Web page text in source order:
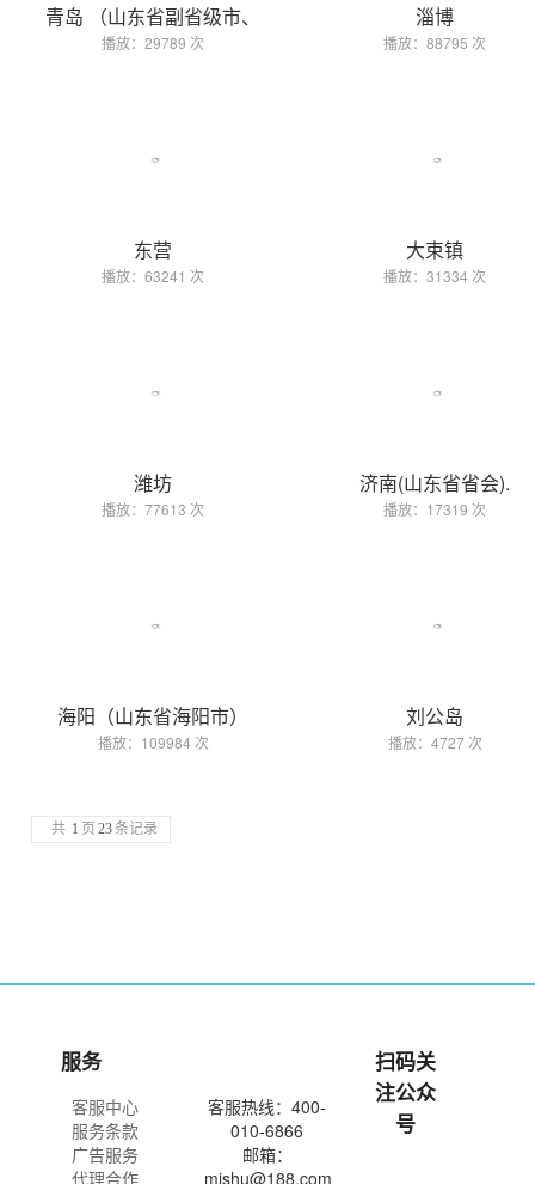
青岛 （山东省副省级市、
播放：29789 次
淄博
播放：88795 次
东营
播放：63241 次
大束镇
播放：31334 次
潍坊
播放：77613 次
济南(山东省省会).
播放：17319 次
海阳（山东省海阳市）
播放：109984 次
刘公岛
播放：4727 次
共 1 页 23 条记录
服务
客服中心
服务条款
广告服务
代理合作
客服热线：400-
010-6866
邮箱：
mishu@188.com
扫码关
注公众
号